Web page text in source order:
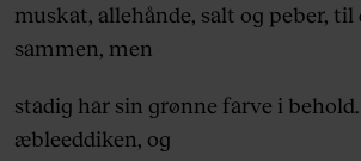
muskat, allehånde, salt og peber,
sammen, men
stadig har sin grønne farve i
æbleeddiken, og